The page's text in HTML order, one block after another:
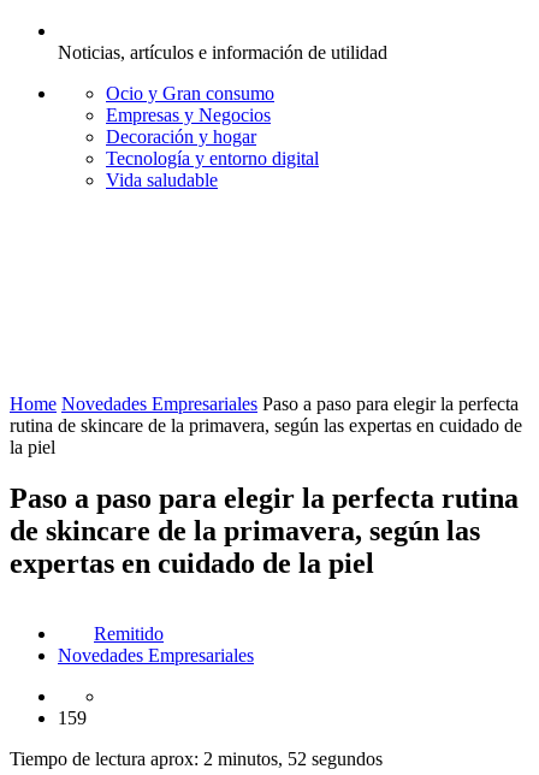
Noticias, artículos e información de utilidad
Ocio y Gran consumo
Empresas y Negocios
Decoración y hogar
Tecnología y entorno digital
Vida saludable
Home Novedades Empresariales Paso a paso para elegir la perfecta
rutina de skincare de la primavera, según las expertas en cuidado de
la piel
Paso a paso para elegir la perfecta rutina
de skincare de la primavera, según las
expertas en cuidado de la piel
Remitido
Novedades Empresariales
159
Tiempo de lectura aprox: 2 minutos, 52 segundos